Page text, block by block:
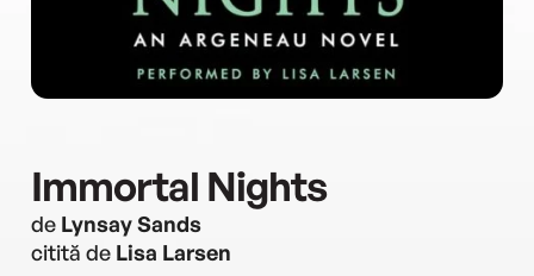
Immortal Nights
de Lynsay Sands
citită de Lisa Larsen